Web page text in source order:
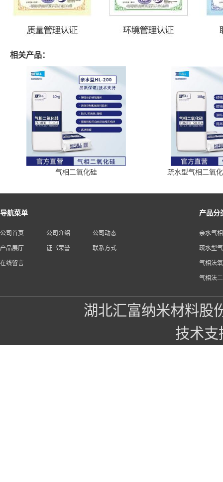
相关产品：
气相二氧化硅 疏水型气相二氧
导航菜单
公司首页 公司介绍 公司动态
产品展厅 证书荣誉 联系方式
在线留言
产品分
亲水气
疏水型
气相法
气相法
湖北汇富纳米材料股
技术